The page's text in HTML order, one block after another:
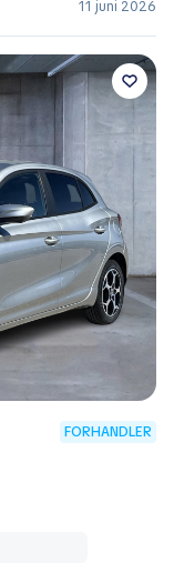
11 juni 2026
FORHANDLER